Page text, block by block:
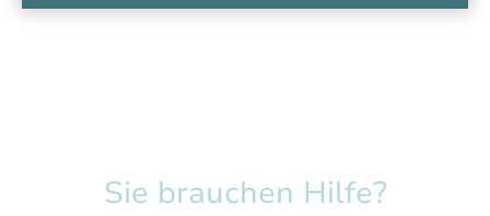
Sie brauchen Hilfe?